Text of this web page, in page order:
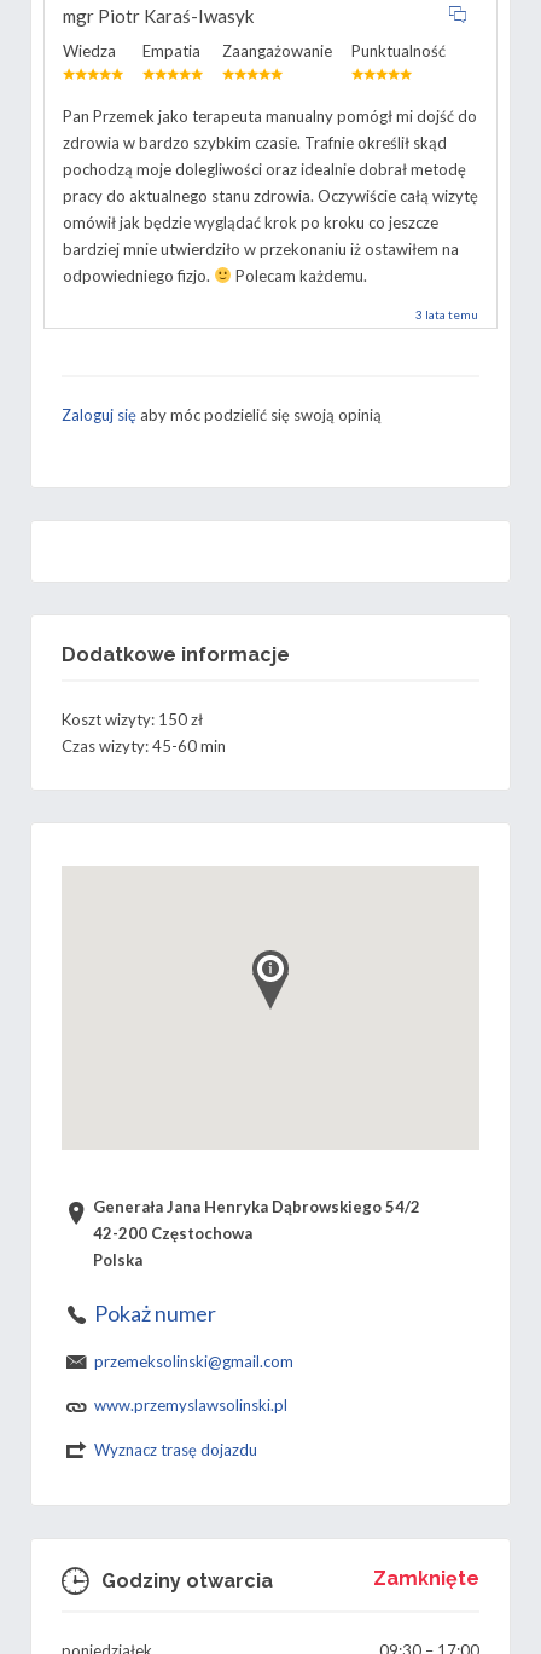
mgr Piotr Karaś-Iwasyk
Wiedza Empatia Zaangażowanie Punktualność
Pan Przemek jako terapeuta manualny pomógł mi dojść do
zdrowia w bardzo szybkim czasie. Trafnie określił skąd
pochodzą moje dolegliwości oraz idealnie dobrał metodę
pracy do aktualnego stanu zdrowia. Oczywiście całą wizytę
omówił jak będzie wyglądać krok po kroku co jeszcze
bardziej mnie utwierdziło w przekonaniu iż ostawiłem na
odpowiedniego fizjo.
Polecam każdemu.
3 lata temu
Zaloguj się aby móc podzielić się swoją opinią
Dodatkowe informacje
Koszt wizyty: 150 zł
Czas wizyty: 45-60 min
Generała Jana Henryka Dąbrowskiego 54/2
42-200 Częstochowa
Polska
Pokaż numer
przemeksolinski@gmail.com
www.przemyslawsolinski.pl
Wyznacz trasę dojazdu
Godziny otwarcia Zamknięte